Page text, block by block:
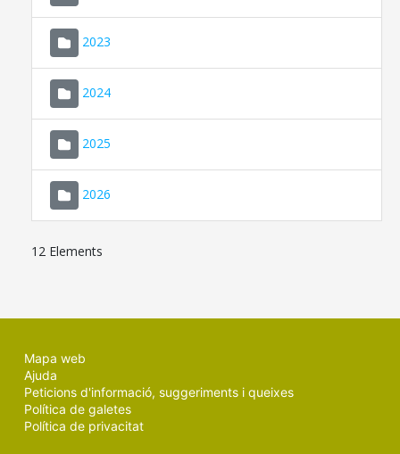
2023
2024
2025
2026
12 Elements
Mapa web
Ajuda
Peticions d'informació, suggeriments i queixes
Política de galetes
Política de privacitat